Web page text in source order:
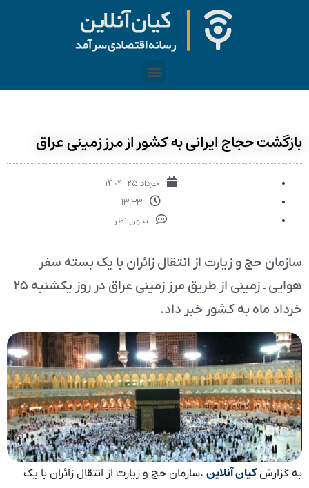
بازگشت حجاج ایرانی به کشور از مرز زمینی عراق
خرداد ۲۵, ۱۴۰۴
۱۳:۳۳
بدون نظر
سازمان حج و زیارت از انتقال زائران با یک بسته سفر
هوایی ـ زمینی از طریق مرز زمینی عراق در روز یکشنبه ۲۵
خرداد ماه به کشور خبر داد.
به گزارشکیان آنلاین ، سازمان حج و زیارت از انتقال زائران با یک